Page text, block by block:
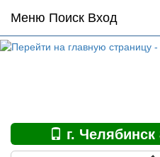
Основное
меню
по
Меню Поиск Вход
г. Челябинск